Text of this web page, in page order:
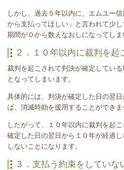
しかし、過去５年以内に、エムユー
から支払ってほしい」と言われて少
期間が０から数えなおしになってしま
２．１０年以内に裁判を起
裁判を起こされて判決が確定してい
となってしまいます。
具体的には、判決が確定した日の翌
ば、消滅時効を援用することができま
したがって、１０年以内に裁判を起こ
確定した日の翌日から１０年が経過
しないことになります。
３．支払う約束をしていな